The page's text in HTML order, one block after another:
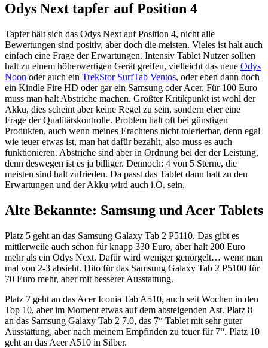
Odys Next tapfer auf Position 4
Tapfer hält sich das Odys Next auf Position 4, nicht alle
Bewertungen sind positiv, aber doch die meisten. Vieles ist halt auch
einfach eine Frage der Erwartungen. Intensiv Tablet Nutzer sollten
halt zu einem höherwertigen Gerät greifen, vielleicht das neue Odys
Noon oder auch ein TrekStor SurfTab Ventos, oder eben dann doch
ein Kindle Fire HD oder gar ein Samsung oder Acer. Für 100 Euro
muss man halt Abstriche machen. Größter Kritikpunkt ist wohl der
Akku, dies scheint aber keine Regel zu sein, sondern eher eine
Frage der Qualitätskontrolle. Problem halt oft bei günstigen
Produkten, auch wenn meines Erachtens nicht tolerierbar, denn egal
wie teuer etwas ist, man hat dafür bezahlt, also muss es auch
funktionieren. Abstriche sind aber in Ordnung bei der der Leistung,
denn deswegen ist es ja billiger. Dennoch: 4 von 5 Sterne, die
meisten sind halt zufrieden. Da passt das Tablet dann halt zu den
Erwartungen und der Akku wird auch i.O. sein.
Alte Bekannte: Samsung und Acer Tablets
Platz 5 geht an das Samsung Galaxy Tab 2 P5110. Das gibt es
mittlerweile auch schon für knapp 330 Euro, aber halt 200 Euro
mehr als ein Odys Next. Dafür wird weniger genörgelt… wenn man
mal von 2-3 absieht. Dito für das Samsung Galaxy Tab 2 P5100 für
70 Euro mehr, aber mit besserer Ausstattung.
Platz 7 geht an das Acer Iconia Tab A510, auch seit Wochen in den
Top 10, aber im Moment etwas auf dem absteigenden Ast. Platz 8
an das Samsung Galaxy Tab 2 7.0, das 7“ Tablet mit sehr guter
Ausstattung, aber nach meinem Empfinden zu teuer für 7“. Platz 10
geht an das Acer A510 in Silber.